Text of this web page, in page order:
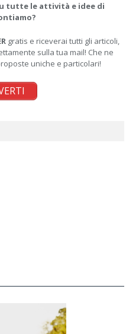
tutte le attività e idee di
gratis e riceverai tutti gli articoli,
sulla tua mail! Che ne
uniche e particolari!